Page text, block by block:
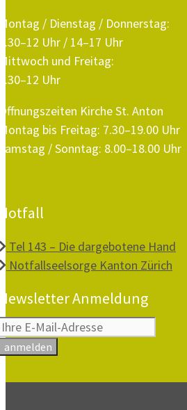
/ Dienstag / Donnerstag:
Uhr / 14–17 Uhr
und Freitag:
Uhr
Kirche St. Anton
bis Freitag: 7.30–19.00 Uhr
/ Sonntag: 8.00–18.00 Uhr
Tel 143 – Die dargebotene Hand
Notfallseelsorge Kanton Zürich
Anmeldung